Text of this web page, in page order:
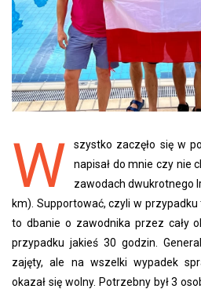
W
szystko zaczęło się w
napisał do mnie czy nie
zawodach dwukrotnego
km). Supportować, czyli w
to dbanie o zawodnika przez cały
przypadku jakieś 30 godzin.
zajęty, ale na wszelki wypadek
okazał się wolny. Potrzebny był 3